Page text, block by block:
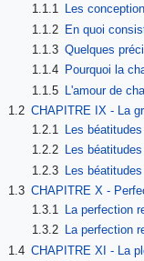
1.1.1 Les
1.1.2 En quoi
1.1.3 Quelques
1.1.4 Pourquoi la
1.1.5
L'amour de
1.2 CHAPITRE IX - La
1.2.1 Les
1.2.2 Les
1.2.3 Les
1.3 CHAPITRE X -
1.3.1 La perfection
1.3.2 La perfection
1.4 CHAPITRE XI - La